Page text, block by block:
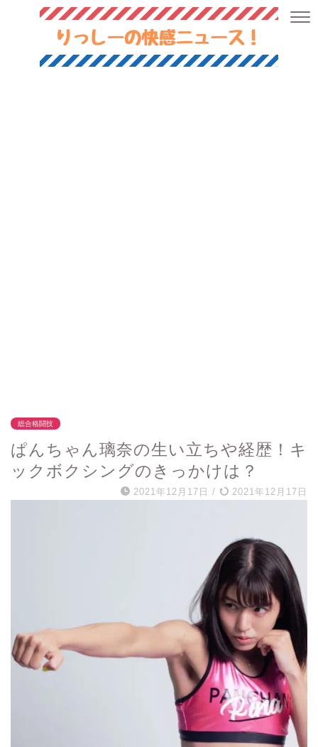
総合格闘技
ぱんちゃん璃奈の生い立ちや経歴！キ
ックボクシングのきっかけは？
2021年12月17日 / 2021年12月17日